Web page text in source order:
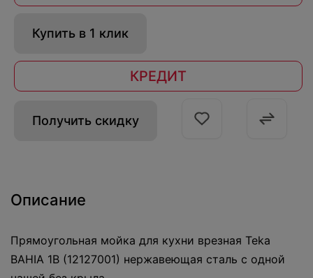
Купить в 1 клик
КРЕДИТ
Получить скидку
Описание
Прямоугольная мойка для кухни врезная Teka
BAHIA 1B (12127001) нержавеющая сталь с одной